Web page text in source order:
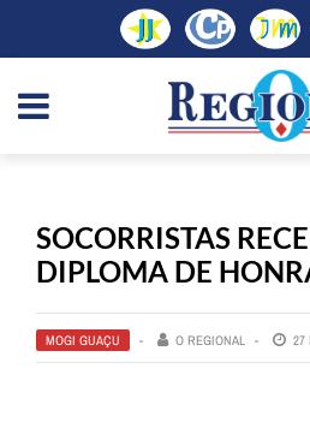
SOCORRISTAS
DIPLOMA DE
MOGI GUAÇU O REGIONAL 27